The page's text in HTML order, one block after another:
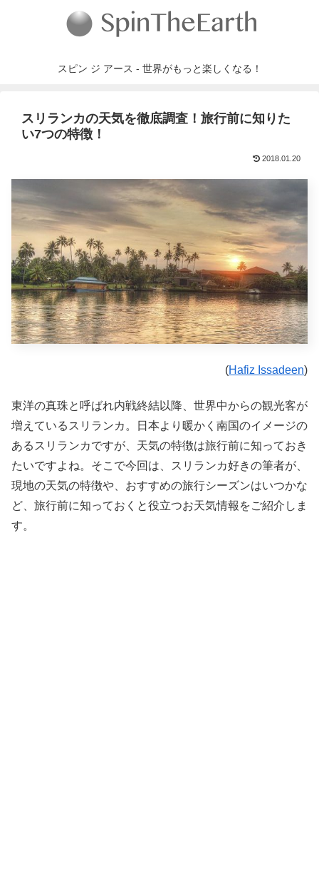
スピン ジ アース - 世界がもっと楽しくなる！
スリランカの天気を徹底調査！旅行前に知りた
い7つの特徴！
2018.01.20
(Hafiz Issadeen)
東洋の真珠と呼ばれ内戦終結以降、世界中からの観光客が
増えているスリランカ。日本より暖かく南国のイメージの
あるスリランカですが、天気の特徴は旅行前に知っておき
たいですよね。そこで今回は、スリランカ好きの筆者が、
現地の天気の特徴や、おすすめの旅行シーズンはいつかな
ど、旅行前に知っておくと役立つお天気情報をご紹介しま
す。